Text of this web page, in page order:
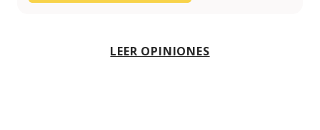
LEER OPINIONES